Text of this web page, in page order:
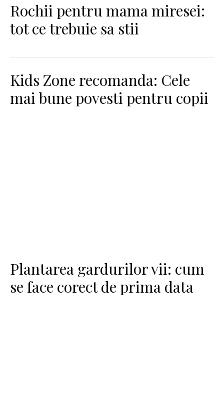
Rochii pentru mama miresei:
tot ce trebuie sa stii
Kids Zone recomanda: Cele
mai bune povesti pentru copii
Plantarea gardurilor vii: cum
se face corect de prima data